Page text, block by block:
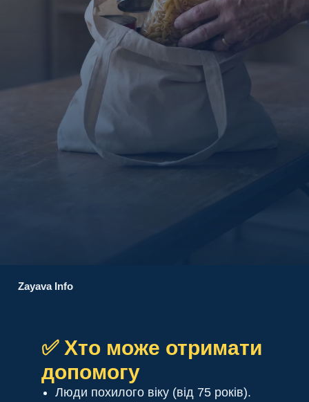
Zayava Info
✅ Хто може отримати
допомогу
Люди похилого віку (від 75 років).